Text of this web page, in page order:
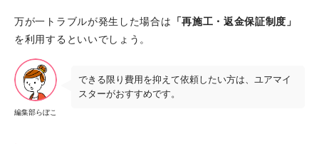
万が一トラブルが発生した場合は 「再施工・返金保証制度」
を利用するといいでしょう。
編集部らぼこ
できる限り費用を抑えて依頼したい方は、ユアマイ
スターがおすすめです。